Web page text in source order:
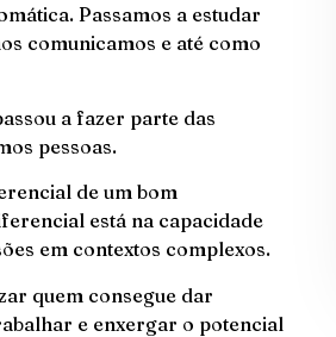
Passamos a estudar
comunicamos e até como
a fazer parte das
pessoas.
de um bom
está na capacidade
em contextos complexos.
quem consegue dar
e enxergar o potencial